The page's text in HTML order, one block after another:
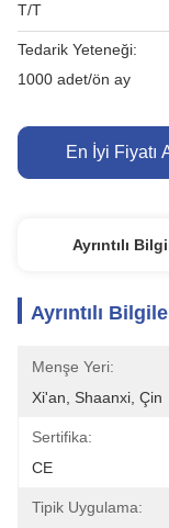
T/T
Tedarik Yeteneği:
1000 adet/ön ay
En İyi Fiyatı
Ayrıntılı
Ayrıntılı
Menşe Yeri:
Xi'an, Shaanxi, Çin
Sertifika:
CE
Tipik Uygulama: